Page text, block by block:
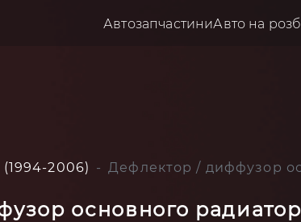
АвтозапчастиниАвто на
2006) Дефлектор / диффузор
основного